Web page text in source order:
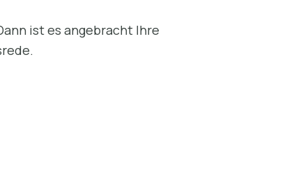
ist es angebracht Ihre